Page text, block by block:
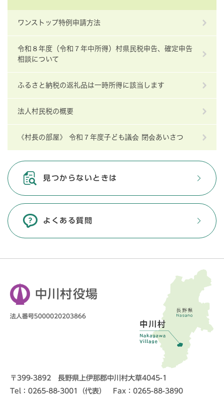
ワンストップ特例申請方法
令和８年度（令和７年中所得）村県民税申告、確定申告
相談について
ふるさと納税の返礼品は一時所得に該当します
法人村民税の概要
《村長の部屋》 令和７年度子ども議会 閉会あいさつ
見つからないときは
よくある質問
中川村役場
法人番号5000020203866
〒399-3892 長野県上伊那郡中川村大草4045-1
Tel：0265-88-3001（代表） Fax：0265-88-3890